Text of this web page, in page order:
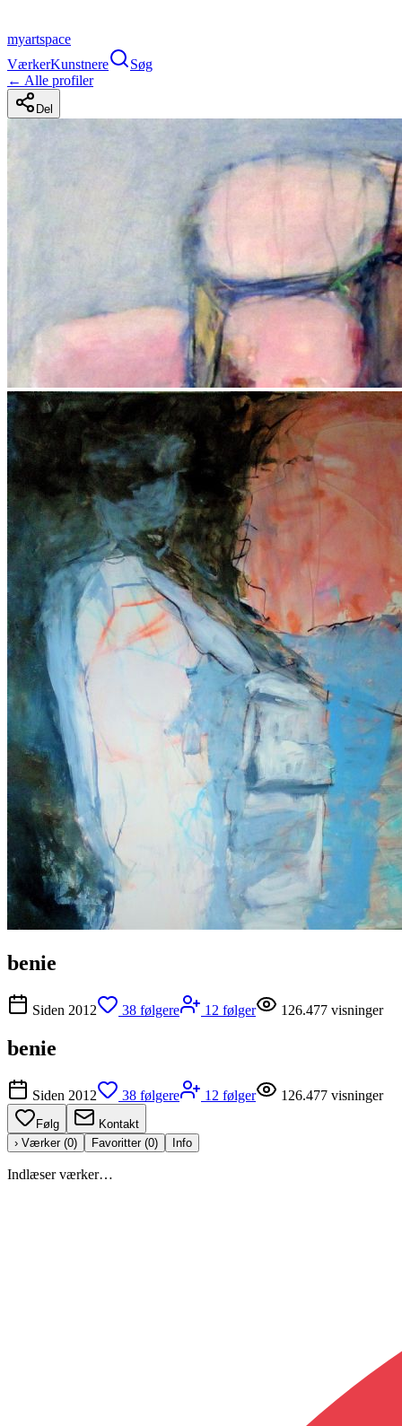
myartspace
VærkerKunstnere
Søg
← Alle profiler
Del
benie
Siden 2012 38 følgere 12 følger 126.477 visninger
benie
Siden 2012 38 følgere 12 følger 126.477 visninger
Følg
Kontakt
› Værker (0) Favoritter (0) Info
Indlæser værker…